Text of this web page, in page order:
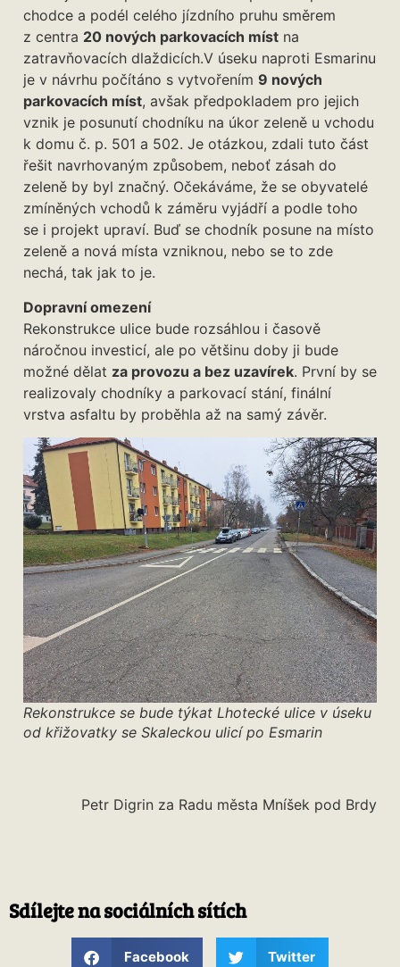
chodce a podél celého jízdního pruhu směrem
z centra 20 nových parkovacích míst na
zatravňovacích dlaždicích.V úseku naproti Esmarinu
je v návrhu počítáno s vytvořením 9 nových
parkovacích míst, avšak předpokladem pro jejich
vznik je posunutí chodníku na úkor zeleně u vchodu
k domu č. p. 501 a 502. Je otázkou, zdali tuto část
řešit navrhovaným způsobem, neboť zásah do
zeleně by byl značný. Očekáváme, že se obyvatelé
zmíněných vchodů k záměru vyjádří a podle toho
se i projekt upraví. Buď se chodník posune na místo
zeleně a nová místa vzniknou, nebo se to zde
nechá, tak jak to je.
Dopravní omezení
Rekonstrukce ulice bude rozsáhlou i časově
náročnou investicí, ale po většinu doby ji bude
možné dělat za provozu a bez uzavírek. První by se
realizovaly chodníky a parkovací stání, finální
vrstva asfaltu by proběhla až na samý závěr.
Rekonstrukce se bude týkat Lhotecké ulice v úseku
od křižovatky se Skaleckou ulicí po Esmarin
Petr Digrin za Radu města Mníšek pod Brdy
Sdílejte na sociálních sítích
Facebook Twitter